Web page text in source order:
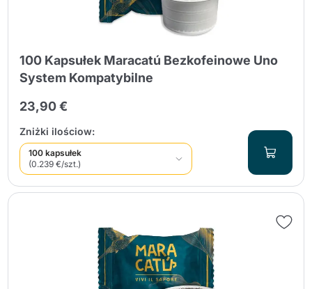
100 Kapsułek Maracatú Bezkofeinowe Uno
System Kompatybilne
23,90 €
Zniżki ilościow:
100 kapsułek
(0.239 €/szt.)